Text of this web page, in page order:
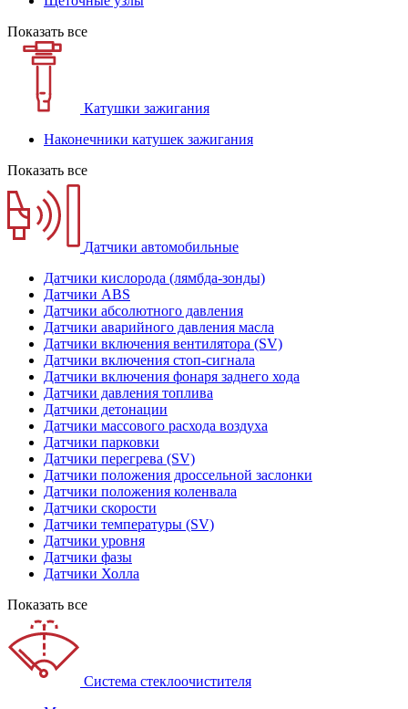
Показать все
Катушки зажигания
Наконечники катушек зажигания
Показать все
Датчики автомобильные
Датчики кислорода (лямбда-зонды)
Датчики ABS
Датчики абсолютного давления
Датчики аварийного давления масла
Датчики включения вентилятора (SV)
Датчики включения стоп-сигнала
Датчики включения фонаря заднего хода
Датчики давления топлива
Датчики детонации
Датчики массового расхода воздуха
Датчики парковки
Датчики перегрева (SV)
Датчики положения дроссельной заслонки
Датчики положения коленвала
Датчики скорости
Датчики температуры (SV)
Датчики уровня
Датчики фазы
Датчики Холла
Показать все
Система стеклоочистителя